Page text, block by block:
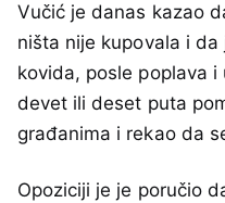
Vučić je danas kazao
ništa nije kupovala i
kovida, posle poplava
devet ili deset puta
građanima i rekao da
Opoziciji je je poručio